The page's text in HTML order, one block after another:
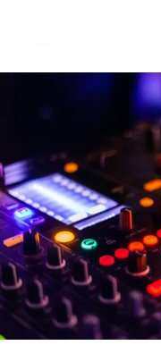
Inicio
En Vivo
Descarga
Noticias
Equipo
Sobre